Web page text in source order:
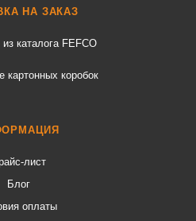
НА ЗАКАЗ
из каталога FEFCO
картонных коробок
лист
Блог
оплаты